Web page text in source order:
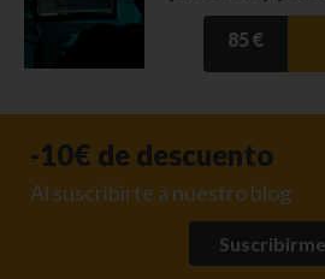
85 €
-10€ de descuento
Al suscribirte a nuestro blog
Suscribirme